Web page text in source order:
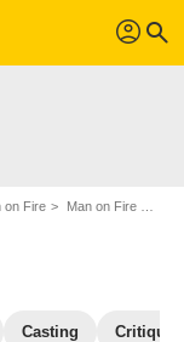
profil search
on Fire Man on Fire en DVD Blu Ray
Casting